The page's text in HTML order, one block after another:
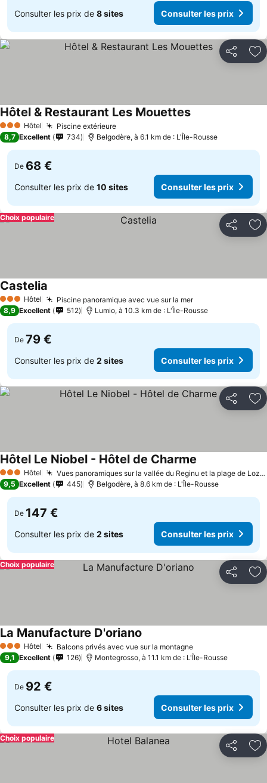
Consulter les prix de 8 sites Consulter les prix
Partager
3 ÉtoilesHôtel Piscine extérieure
Hôtel & Restaurant Les Mouettes
8,7 Excellent 734 Belgodère, à 6.1 km de : L'Île-Rousse
De 68 €
Consulter les prix de 10 sites Consulter les prix
Partager
Choix populaire
3 ÉtoilesHôtel Piscine panoramique avec vue sur la mer
Castelia
8,9 Excellent 512 Lumio, à 10.3 km de : L'Île-Rousse
De 79 €
Consulter les prix de 2 sites Consulter les prix
Partager
3 ÉtoilesHôtel Vues panoramiques sur la vallée du Reginu et la plage de Lozari
Hôtel Le Niobel - Hôtel de Charme
9,5 Excellent 445 Belgodère, à 8.6 km de : L'Île-Rousse
De 147 €
Consulter les prix de 2 sites Consulter les prix
Partager
Choix populaire
3 ÉtoilesHôtel Balcons privés avec vue sur la montagne
La Manufacture D'oriano
9,1 Excellent 126 Montegrosso, à 11.1 km de : L'Île-Rousse
De 92 €
Consulter les prix de 6 sites Consulter les prix
Partager
Choix populaire